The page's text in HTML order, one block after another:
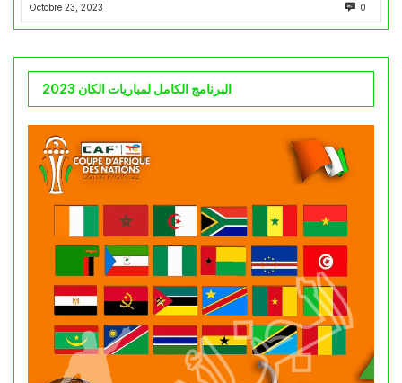
Octobre 23, 2023 0
البرنامج الكامل لمباريات الكان 2023